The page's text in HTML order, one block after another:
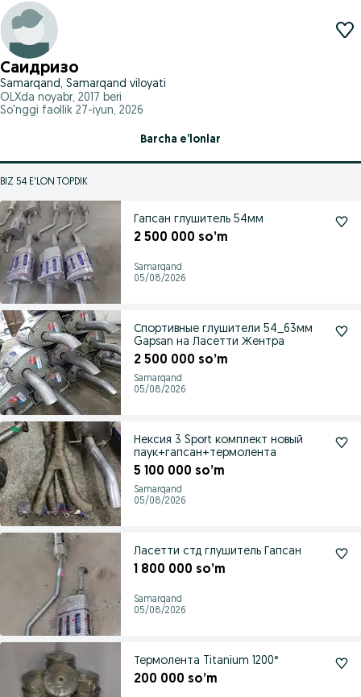
Саидризо
Samarqand, Samarqand viloyati
OLXda noyabr, 2017 beri
So'nggi faollik 27-iyun, 2026
Barcha e’lonlar
BIZ 54 E'LON TOPDIK
Гапсан глушитель 54мм
2 500 000 so’m
Samarqand
05/08/2026
Спортивные глушители 54_63мм
Gapsan на Ласетти Жентра
2 500 000 so’m
Samarqand
05/08/2026
Нексия 3 Sport комплект новый
паук+гапсан+термолента
5 100 000 so’m
Samarqand
05/08/2026
Ласетти стд глушитель Гапсан
1 800 000 so’m
Samarqand
05/08/2026
Термолента Titanium 1200°
200 000 so’m